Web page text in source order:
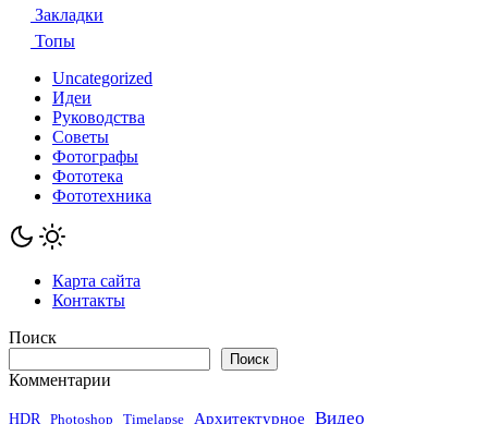
Закладки
Топы
Uncategorized
Идеи
Руководства
Советы
Фотографы
Фототека
Фототехника
Карта сайта
Контакты
Поиск
Поиск
Комментарии
HDR Photoshop Timelapse Архитектурное Видео